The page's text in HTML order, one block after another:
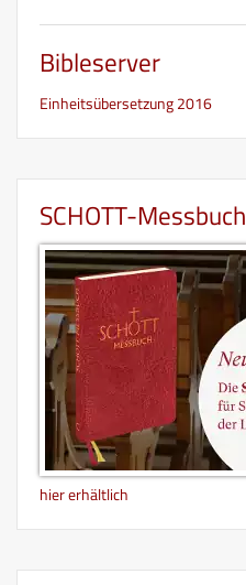
Bibleserver
Einheitsübersetzung 2016
SCHOTT-Messbuch
hier erhältlich